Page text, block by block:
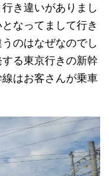
き違いがありまし
なってまして行き
のはなぜなのでし
る東京行きの新幹
はお客さんが乗車